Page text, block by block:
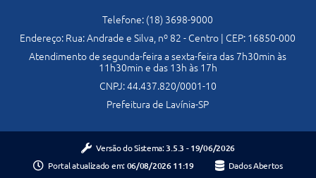
Telefone: (18) 3698-9000
Endereço: Rua: Andrade e Silva, nº 82 - Centro | CEP: 16850-000
Atendimento de segunda-feira a sexta-feira das 7h30min às
11h30min e das 13h às 17h
CNPJ: 44.437.820/0001-10
Prefeitura de Lavínia-SP
Versão do Sistema: 3.5.3 - 19/06/2026
Portal atualizado em: 06/08/2026 11:19 Dados Abertos